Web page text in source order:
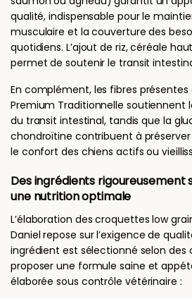
qualité, indispensable pour le
musculaire et la couverture des
quotidiens. L’ajout de riz, céréale
permet de soutenir le transit
En complément, les fibres
Premium Traditionnelle
du transit intestinal, tandis que la
chondroïtine contribuent à
le confort des chiens actifs ou
Des ingrédients rigoureusement
une nutrition optimale
L’élaboration des croquettes low
Daniel repose sur l’exigence de
ingrédient est sélectionné selon des
proposer une formule saine et
élaborée sous contrôle vétérinaire :